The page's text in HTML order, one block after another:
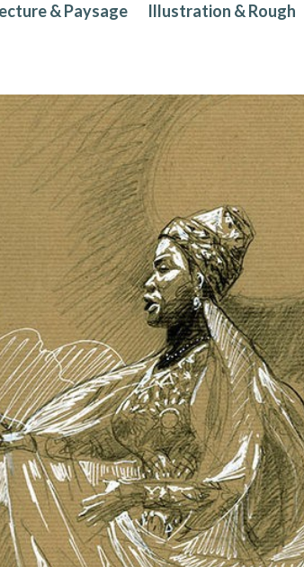
& Paysage Illustration & Rough